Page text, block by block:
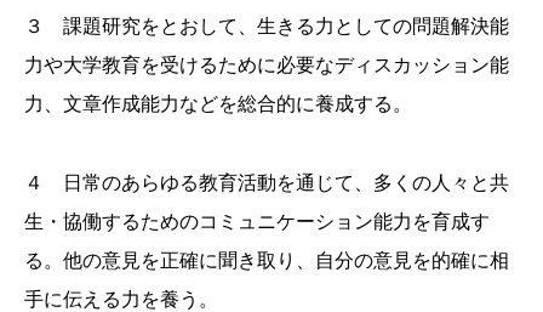
３ 課題研究をとおして、生きる力としての問題解決能
力や大学教育を受けるために必要なディスカッション能
力、文章作成能力などを総合的に養成する。
４ 日常のあらゆる教育活動を通じて、多くの人々と共
生・協働するためのコミュニケーション能力を育成す
る。他の意見を正確に聞き取り、自分の意見を的確に相
手に伝える力を養う。